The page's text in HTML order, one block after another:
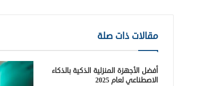
مقالات ذات صلة
أفضل الأجهزة المنزلية الذكية بالذكاء
الاصطناعي لعام 2025